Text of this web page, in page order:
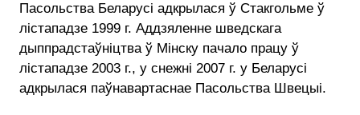
Пасольства Беларусі адкрылася ў Стакгольме ў
лістападзе 1999 г. Аддзяленне шведскага
дыппрадстаўніцтва ў Мінску пачало працу ў
лістападзе 2003 г., у снежні 2007 г. у Беларусі
адкрылася паўнавартаснае Пасольства Швецыі.